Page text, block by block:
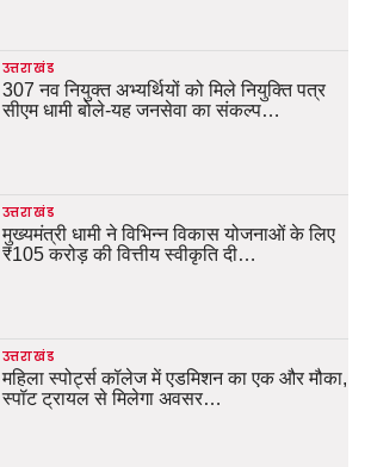
उत्तराखंड
307 नव नियुक्त अभ्यर्थियों को मिले नियुक्ति पत्र
सीएम धामी बोले-यह जनसेवा का संकल्प…
उत्तराखंड
मुख्यमंत्री धामी ने विभिन्न विकास योजनाओं के लिए
₹105 करोड़ की वित्तीय स्वीकृति दी…
उत्तराखंड
महिला स्पोर्ट्स कॉलेज में एडमिशन का एक और मौका,
स्पॉट ट्रायल से मिलेगा अवसर…